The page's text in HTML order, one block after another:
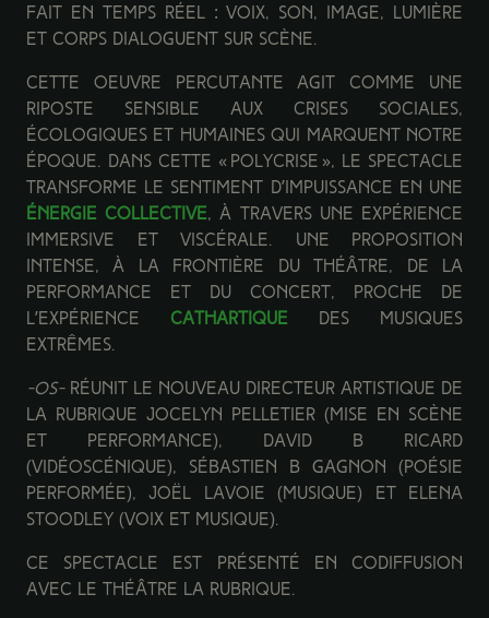
fait en temps réel : voix, son, image, lumière
et corps dialoguent sur scène.
Cette oeuvre percutante agit comme une
riposte sensible aux crises sociales,
écologiques et humaines qui marquent notre
époque. Dans cette « polycrise », le spectacle
transforme le sentiment d’impuissance en une
énergie collective, à travers une expérience
immersive et viscérale. Une proposition
intense, à la frontière du théâtre, de la
performance et du concert, proche de
l’expérience cathartique des musiques
extrêmes.
-os-réunit le nouveau directeur artistique de
la Rubrique Jocelyn Pelletier (mise en scène
et performance), David B Ricard
(vidéoscénique), Sébastien B Gagnon (poésie
performée), Joël Lavoie (musique) et Elena
Stoodley (voix et musique).
Ce spectacle est présenté en codiffusion
avec le Théâtre La Rubrique.